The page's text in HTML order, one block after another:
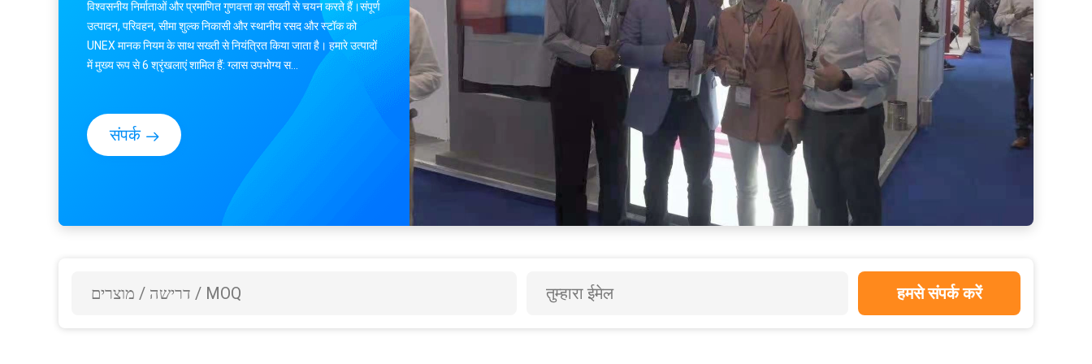
विश्वसनीय निर्माताओं और प्रमाणित गुणवत्ता का सख्ती से चयन करते हैं।संपूर्ण
उत्पादन, परिवहन, सीमा शुल्क निकासी और स्थानीय रसद और स्टॉक को
UNEX मानक नियम के साथ सख्ती से नियंत्रित किया जाता है। हमारे उत्पादों
में मुख्य रूप से 6 श्रृंखलाएं शामिल हैं: ग्लास उपभोग्य स...
संपर्क
हमसे संपर्क करें